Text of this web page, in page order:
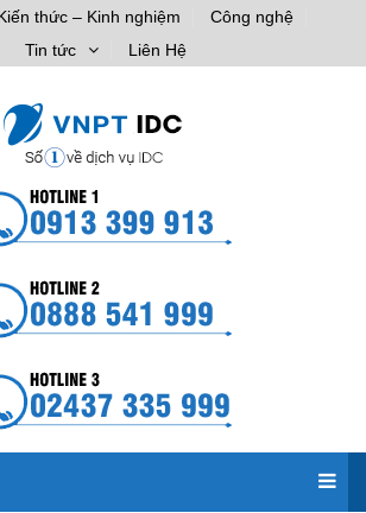
thức – Kinh nghiệm
Công nghệ
Tin tức
Liên Hệ